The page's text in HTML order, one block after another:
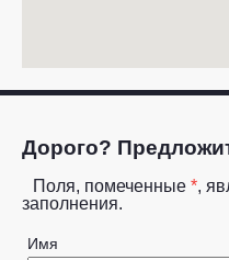
Дорого?
Поля, помеченные *,
заполнения.
Имя